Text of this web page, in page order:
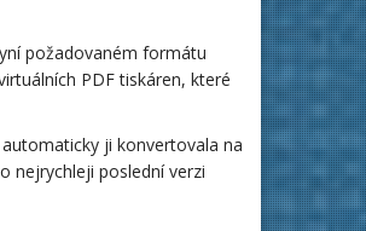
požadovaném formátu
PDF tiskáren, které
ji konvertovala na
nejrychleji poslední verzi